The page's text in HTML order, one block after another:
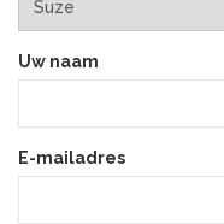
Uw naam
E-mailadres